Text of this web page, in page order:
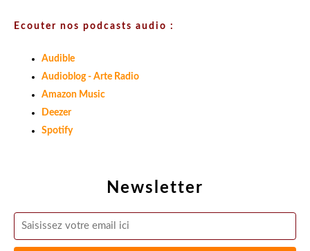
Newsletter
Ecouter nos podcasts audio :
Audible
Audioblog - Arte Radio
Amazon Music
Deezer
Spotify